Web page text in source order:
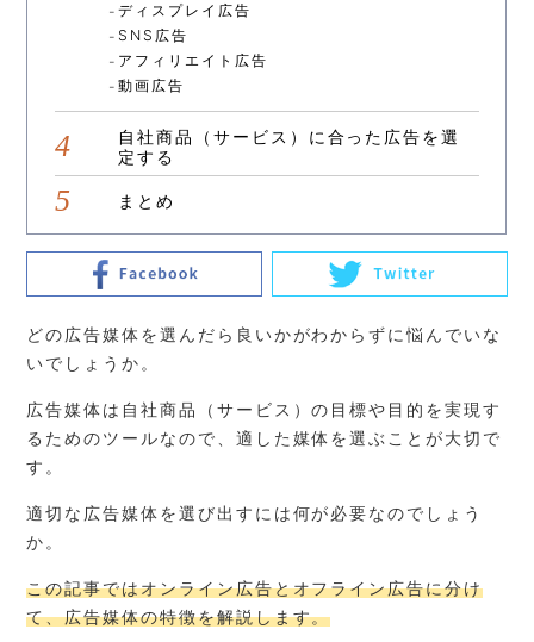
ディスプレイ広告
SNS広告
アフィリエイト広告
動画広告
自社商品（サービス）に合った広告を選
定する
まとめ
どの広告媒体を選んだら良いかがわからずに悩んでいな
いでしょうか。
広告媒体は自社商品（サービス）の目標や目的を実現す
るためのツールなので、適した媒体を選ぶことが大切で
す。
適切な広告媒体を選び出すには何が必要なのでしょう
か。
この記事ではオンライン広告とオフライン広告に分け
て、広告媒体の特徴を解説します。